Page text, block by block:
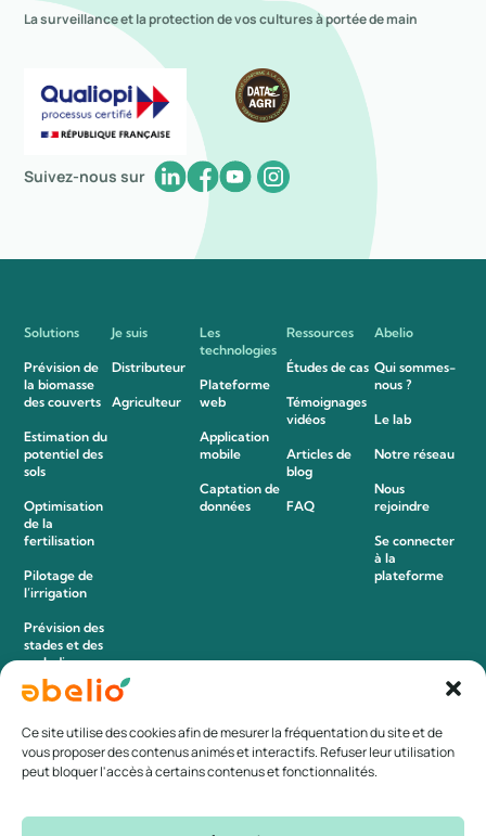
Ce site utilise des cookies afin de mesurer la fréquentation du site et de
vous proposer des contenus animés et interactifs. Refuser leur utilisation
peut bloquer l'accès à certains contenus et fonctionnalités.
La surveillance et la protection de vos cultures à portée de main
Suivez-nous sur
Solutions
Prévision de
la biomasse
des couverts
Estimation du
potentiel des
sols
Optimisation
de la
fertilisation
Pilotage de
l’irrigation
Prévision des
stades et des
maladies
Détection des
Je suis
Distributeur
Agriculteur
Les
technologies
Plateforme
web
Application
mobile
Captation de
données
Ressources
Études de cas
Témoignages
vidéos
Articles de
blog
FAQ
Abelio
Qui sommes-
nous ?
Le lab
Notre réseau
Nous
rejoindre
Se connecter
à la
plateforme